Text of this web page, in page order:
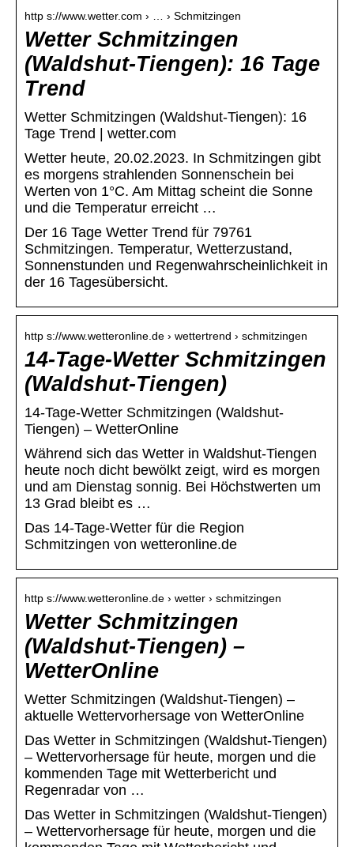
http s://www.wetter.com › … › Schmitzingen
Wetter Schmitzingen
(Waldshut-Tiengen): 16 Tage
Trend
Wetter Schmitzingen (Waldshut-Tiengen): 16
Tage Trend | wetter.com
Wetter heute, 20.02.2023. In Schmitzingen gibt
es morgens strahlenden Sonnenschein bei
Werten von 1°C. Am Mittag scheint die Sonne
und die Temperatur erreicht …
Der 16 Tage Wetter Trend für 79761
Schmitzingen. Temperatur, Wetterzustand,
Sonnenstunden und Regenwahrscheinlichkeit in
der 16 Tagesübersicht.
http s://www.wetteronline.de › wettertrend › schmitzingen
14-Tage-Wetter Schmitzingen
(Waldshut-Tiengen)
14-Tage-Wetter Schmitzingen (Waldshut-
Tiengen) – WetterOnline
Während sich das Wetter in Waldshut-Tiengen
heute noch dicht bewölkt zeigt, wird es morgen
und am Dienstag sonnig. Bei Höchstwerten um
13 Grad bleibt es …
Das 14-Tage-Wetter für die Region
Schmitzingen von wetteronline.de
http s://www.wetteronline.de › wetter › schmitzingen
Wetter Schmitzingen
(Waldshut-Tiengen) –
WetterOnline
Wetter Schmitzingen (Waldshut-Tiengen) –
aktuelle Wettervorhersage von WetterOnline
Das Wetter in Schmitzingen (Waldshut-Tiengen)
– Wettervorhersage für heute, morgen und die
kommenden Tage mit Wetterbericht und
Regenradar von …
Das Wetter in Schmitzingen (Waldshut-Tiengen)
– Wettervorhersage für heute, morgen und die